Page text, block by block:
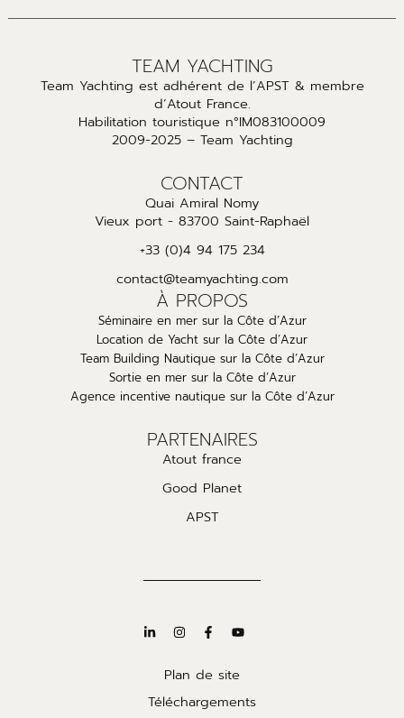
TEAM YACHTING
Team Yachting est adhérent de l’APST & membre
d’Atout France.
Habilitation touristique n°IM083100009
2009-2025 – Team Yachting
CONTACT
Quai Amiral Nomy
Vieux port - 83700 Saint-Raphaël
+33 (0)4 94 175 234
contact@teamyachting.com
À PROPOS
Séminaire en mer sur la Côte d’Azur
Location de Yacht sur la Côte d’Azur
Team Building Nautique sur la Côte d’Azur
Sortie en mer sur la Côte d’Azur
Agence incentive nautique sur la Côte d’Azur
PARTENAIRES
Atout france
Good Planet
APST
Plan de site
Téléchargements